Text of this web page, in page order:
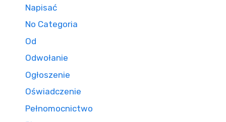
Napisać
No Categoria
Od
Odwołanie
Ogłoszenie
Oświadczenie
Pełnomocnictwo